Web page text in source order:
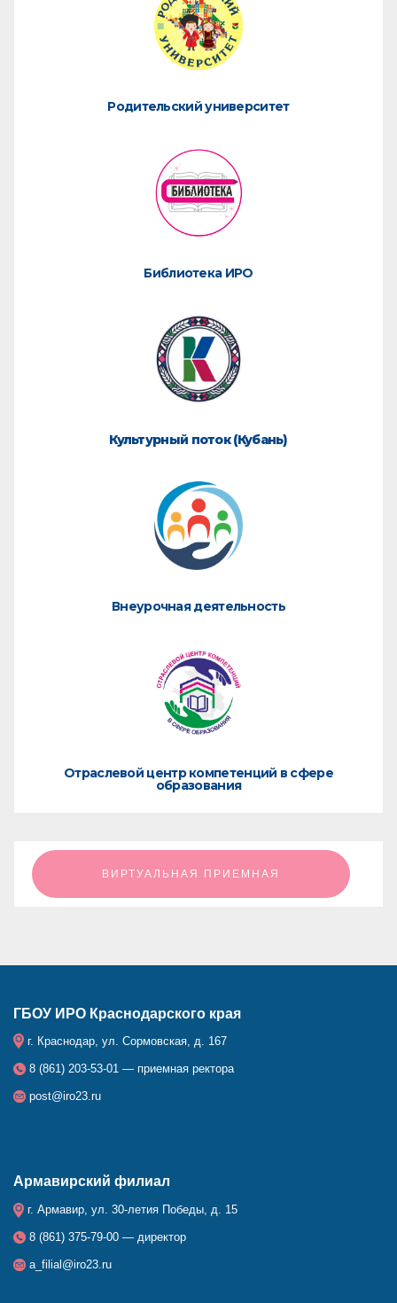
Родительский университет
Библиотека ИРО
Культурный поток (Кубань)
Внеурочная деятельность
Отраслевой центр компетенций в сфере
образования
ㅤㅤㅤㅤㅤㅤㅤㅤㅤВИРТУАЛЬНАЯ ПРИЕМНАЯㅤㅤㅤㅤㅤㅤㅤㅤㅤ
ГБОУ ИРО Краснодарского края
г. Краснодар, ул. Сормовская, д. 167
8 (861) 203-53-01 — приемная ректора
post@iro23.ru
Армавирский филиал
г. Армавир, ул. 30-летия Победы, д. 15
8 (861) 375-79-00 — директор
a_filial@iro23.ru